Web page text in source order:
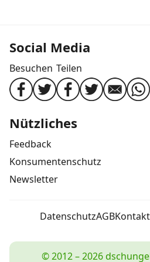
Social Media
Besuchen Teilen
Nützliches
Feedback
Konsumentenschutz
Newsletter
DatenschutzAGB
© 2012 – 2026